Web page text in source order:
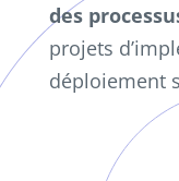
des
projets
déploiement